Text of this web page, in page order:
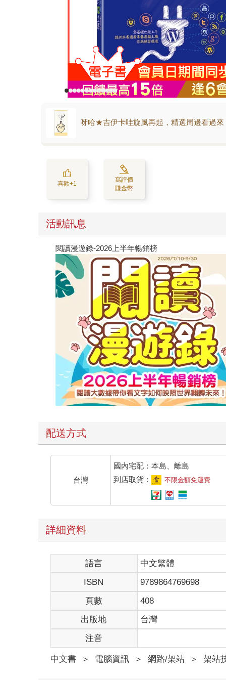
呀哈★吉伊卡哇旋風再起，精選周邊看過來
喜歡+1
寫評價
賺金幣
活動訊息
閱讀漫遊錄-2026上半年暢銷榜
配送方式
台灣
國內宅配：本島、離島
到店取貨：
不限金額免運費
詳細資料
語言
中文繁體
ISBN
9789864769698
頁數
408
出版地
台灣
注音
中文書 ＞ 電腦資訊 ＞ 網路/架站 ＞ 架站